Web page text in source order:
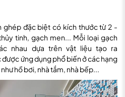
ghép đặc biệt có kích thước từ 2 -
tinh, gạch men... Mỗi loại gạch
nhau dựa trên vật liệu tạo ra
ứng dụng phổ biến ở các hạng
hồ bơi, nhà tắm, nhà bếp...